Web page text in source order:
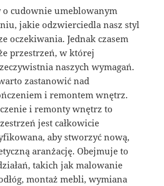
cudownie umeblowanym
jakie odzwierciedla nasz styl
oczekiwania. Jednak czasem
przestrzeń, w której
naszych wymagań.
zastanowić nad
i remontem wnętrz.
i remonty wnętrz to
jest całkowicie
aby stworzyć nową,
aranżację. Obejmuje to
takich jak malowanie
montaż mebli, wymiana